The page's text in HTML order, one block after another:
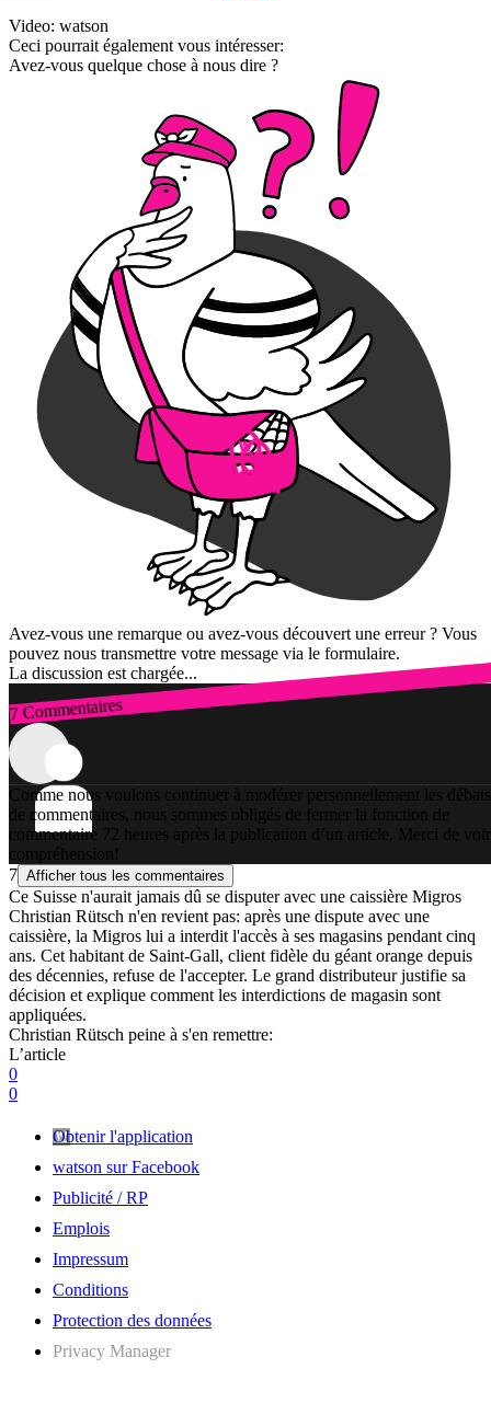
Video: watson
Ceci pourrait également vous intéresser:
Avez-vous quelque chose à nous dire ?
Avez-vous une remarque ou avez-vous découvert une erreur ? Vous
pouvez nous transmettre votre message via le formulaire.
La discussion est chargée...
7 Commentaires
Connexion
Comme nous voulons continuer à modérer personnellement les débats
de commentaires, nous sommes obligés de fermer la fonction de
commentaire 72 heures après la publication d’un article. Merci de
compréhension!
7 Afficher tous les commentaires
Ce Suisse n'aurait jamais dû se disputer avec une caissière Migros
Christian Rütsch n'en revient pas: après une dispute avec une
caissière, la Migros lui a interdit l'accès à ses magasins pendant cinq
ans. Cet habitant de Saint-Gall, client fidèle du géant orange depuis
des décennies, refuse de l'accepter. Le grand distributeur justifie sa
décision et explique comment les interdictions de magasin sont
appliquées.
Christian Rütsch peine à s'en remettre:
L’article
0
0
Obtenir l'application
watson sur Facebook
Publicité / RP
Emplois
Impressum
Conditions
Protection des données
Privacy Manager